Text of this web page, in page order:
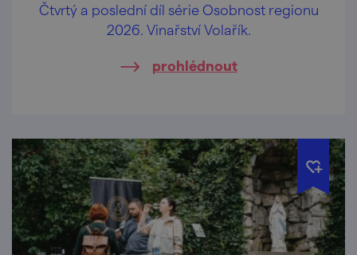
Čtvrtý a poslední díl série Osobnost regionu
2026. Vinařství Volařík.
prohlédnout